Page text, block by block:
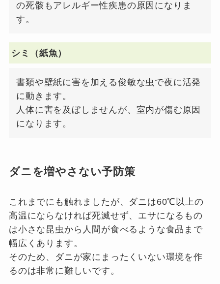
の死骸もアレルギー性疾患の原因になりま
す。
シミ（紙魚）
書類や壁紙に害を加える俊敏な虫で夜に活発
に動きます。
人体に害を及ぼしませんが、室内が傷む原因
になります。
ダニを増やさない予防策
これまでにも触れましたが、ダニは60℃以上の
高温にならなければ死滅せず、エサになるもの
は小さな昆虫から人間が食べるような食品まで
幅広くあります。
そのため、ダニが家にまったくいない環境を作
るのは非常に難しいです。